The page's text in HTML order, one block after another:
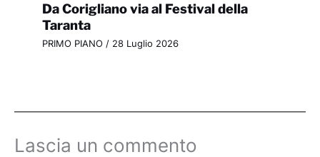
Da Corigliano via al Festival della
Taranta
PRIMO PIANO / 28 Luglio 2026
Lascia un commento